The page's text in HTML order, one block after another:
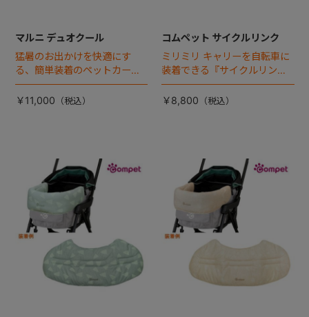
マルニ デュオクール
猛暑のお出かけを快適にす
る、簡単装着のペットカート
専用ダブル送風ファンが登
場。
￥11,000
コムペット サイクルリンク
ミリミリ キャリーを自転車に
装着できる『サイクルリン
ク』が登場！
￥8,800